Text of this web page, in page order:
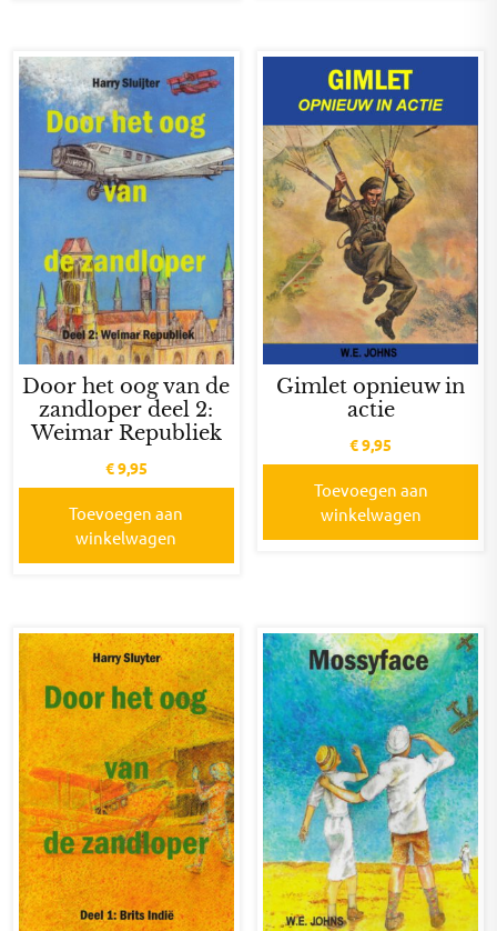
Door het oog van de
zandloper deel 2:
Weimar Republiek
€9,95
Toevoegen aan
winkelwagen
Gimlet opnieuw in
actie
€9,95
Toevoegen aan
winkelwagen